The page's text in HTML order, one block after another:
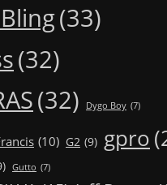
(33)
(32)
(32) Dygo Boy (7)
(10) G2 (9) gpro
Gutto (7)